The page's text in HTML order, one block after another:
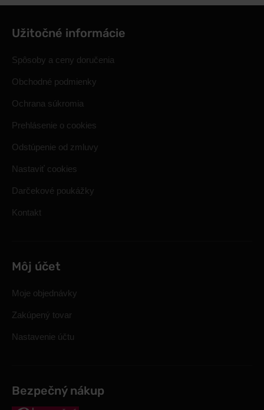
Užitočné informácie
Spôsoby a ceny doručenia
Obchodné podmienky
Ochrana súkromia
Prehlásenie o cookies
Odstúpenie od zmluvy
Nastaviť cookies
Darčekové poukážky
Kontakt
Môj účet
Moje objednávky
Zakúpený tovar
Nastavenie účtu
Bezpečný nákup